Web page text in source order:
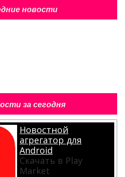
новости
за сегодня
Новостной
агрегатор для
Android
Скачать в Play
Market